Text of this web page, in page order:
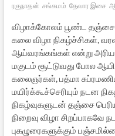
ரகுநாதன் சங்கமம் தேவார இசை
விழாக்கோலம் பூண்ட தஞ்சை.
கலை விழா நிகழ்ச்சிகள்,
ஆய்வரங்கங்கள் என்று அரிய
மகுடம் சூட்டுவது போல
கலைஞர்கள், பத்மா
மயிர்க்கூச்செரியும் நடன
நிகழ்வுகளுடன் தஞ்சை
நிறைவு விழா சிறப்பாகவே
புகழுரைகளுக்கும்